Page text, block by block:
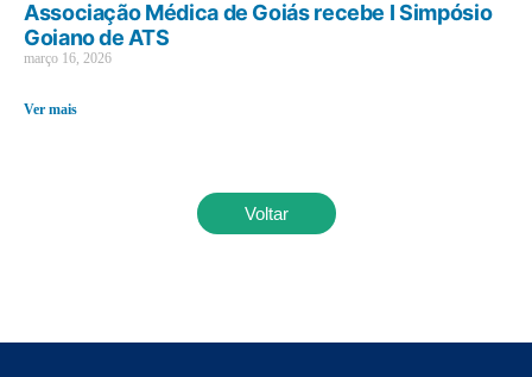
Associação Médica de Goiás recebe I Simpósio
Goiano de ATS
março 16, 2026
Ver mais
Voltar